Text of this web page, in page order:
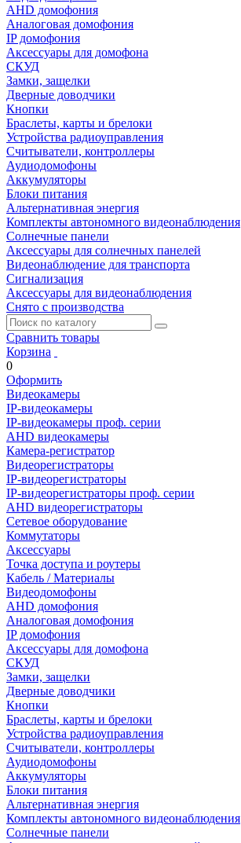
AHD домофония
Аналоговая домофония
IP домофония
Аксессуары для домофона
СКУД
Замки, защелки
Дверные доводчики
Кнопки
Браслеты, карты и брелоки
Устройства радиоуправления
Считыватели, контроллеры
Аудиодомофоны
Аккумуляторы
Блоки питания
Альтернативная энергия
Комплекты автономного видеонаблюдения
Солнечные панели
Аксессуары для солнечных панелей
Видеонаблюдение для транспорта
Сигнализация
Аксессуары для видеонаблюдения
Снято с производства
Сравнить товары
Корзина
0
Оформить
Видеокамеры
IP-видеокамеры
IP-видеокамеры проф. серии
AHD видеокамеры
Камера-регистратор
Видеорегистраторы
IP-видеорегистраторы
IP-видеорегистраторы проф. серии
AHD видеорегистраторы
Сетевое оборудование
Коммутаторы
Аксессуары
Точка доступа и роутеры
Кабель / Материалы
Видеодомофоны
AHD домофония
Аналоговая домофония
IP домофония
Аксессуары для домофона
СКУД
Замки, защелки
Дверные доводчики
Кнопки
Браслеты, карты и брелоки
Устройства радиоуправления
Считыватели, контроллеры
Аудиодомофоны
Аккумуляторы
Блоки питания
Альтернативная энергия
Комплекты автономного видеонаблюдения
Солнечные панели